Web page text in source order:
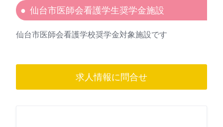
仙台市医師会看護学生奨学金施設
仙台市医師会看護学校奨学金対象施設です
求人情報に問合せ